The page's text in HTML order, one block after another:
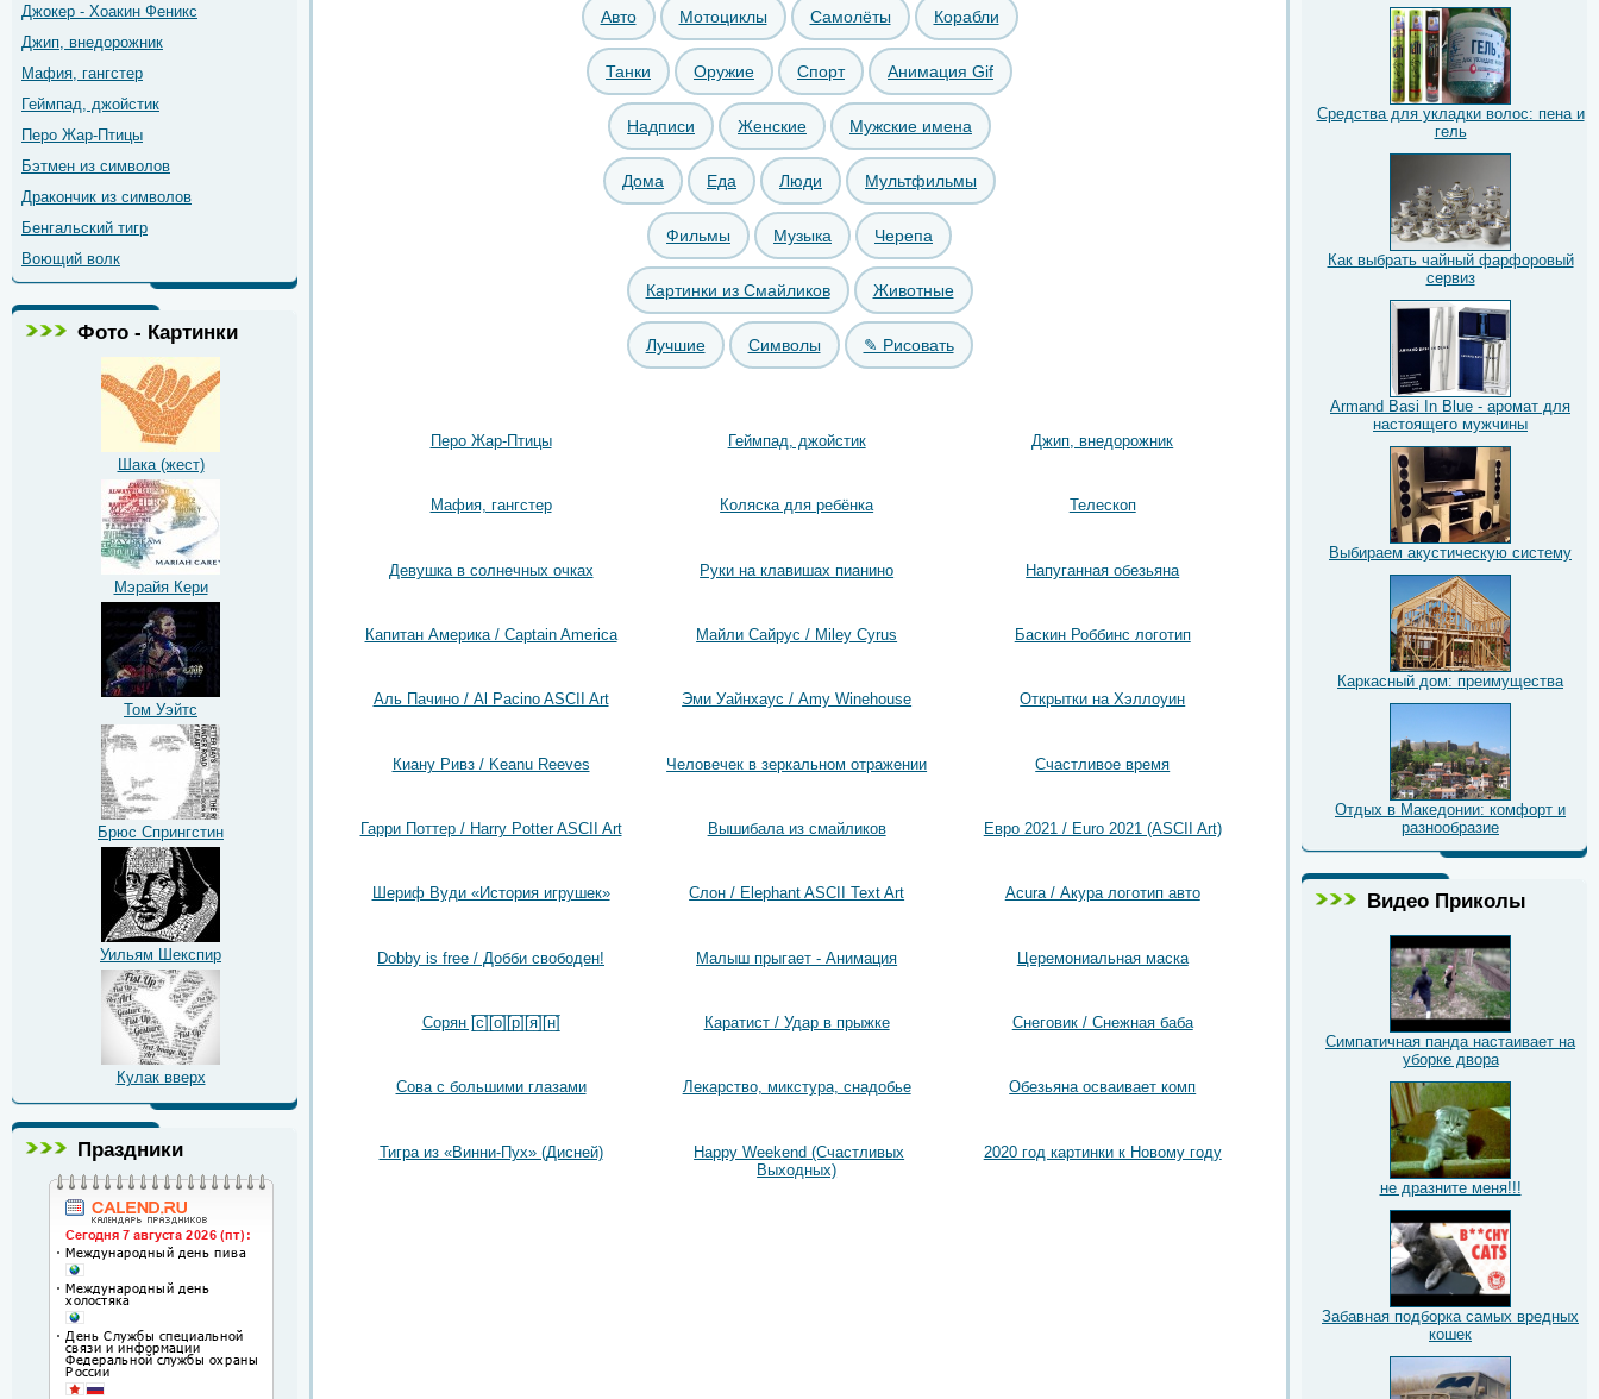
Джокер - Хоакин Феникс
Джип, внедорожник
Мафия, гангстер
Геймпад, джойстик
Перо Жар-Птицы
Бэтмен из символов
Дракончик из символов
Бенгальский тигр
Воющий волк
Фото - Картинки
Шака (жест)
Мэрайя Кери
Том Уэйтс
Брюс Спрингстин
Уильям Шекспир
Кулак вверх
Праздники
Авто Мотоциклы Самолёты Корабли
Танки Оружие Спорт Анимация Gif
Надписи Женские Мужские имена
Дома Еда Люди Мультфильмы
Фильмы Музыка Черепа
Картинки из Смайликов Животные
Лучшие Символы ✎ Рисовать
Перо Жар-Птицы Геймпад, джойстик Джип, внедорожник
Мафия, гангстер Коляска для ребёнка Телескоп
Девушка в солнечных очках Руки на клавишах пианино Напуганная обезьяна
Капитан Америка / Captain America Майли Сайрус / Miley Cyrus Баскин Роббинс логотип
Аль Пачино / Al Pacino ASCII Art Эми Уайнхаус / Amy Winehouse Открытки на Хэллоуин
Киану Ривз / Keanu Reeves Человечек в зеркальном отражении Счастливое время
Гарри Поттер / Harry Potter ASCII Art Вышибала из смайликов Евро 2021 / Euro 2021 (ASCII Art)
Шериф Вуди «История игрушек» Слон / Elephant ASCII Text Art Acura / Акура логотип авто
Dobby is free / Добби свободен! Малыш прыгает - Анимация Церемониальная маска
Сорян [̲̅с̲̅][̲̅о̲̅][̲̅р̲̅][̲̅я̲̅][̲̅н̲̅] Каратист / Удар в прыжке Снеговик / Снежная баба
Сова с большими глазами Лекарство, микстура, снадобье Обезьяна осваивает комп
Тигра из «Винни-Пух» (Дисней)
Happy Weekend (Счастливых
Выходных)
2020 год картинки к Новому году
Средства для укладки волос: пена и
гель
Как выбрать чайный фарфоровый
сервиз
Armand Basi In Blue - аромат для
настоящего мужчины
Выбираем акустическую систему
Каркасный дом: преимущества
Отдых в Македонии: комфорт и
разнообразие
Видео Приколы
Симпатичная панда настаивает на
уборке двора
не дразните меня!!!
Забавная подборка самых вредных
кошек